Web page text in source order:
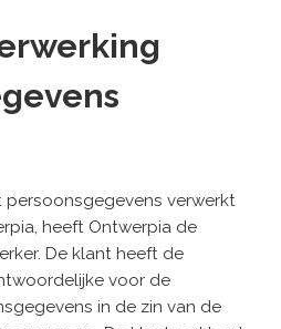
persoonsgegevens verwerkt
heeft Ontwerpia de
De klant heeft de
voor de
in de zin van de